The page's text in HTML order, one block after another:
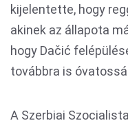
kijelentette, hogy
akinek az állapota
hogy Dačić
továbbra is
A Szerbiai